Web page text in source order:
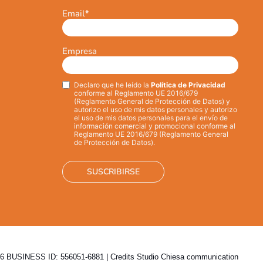
Email*
Empresa
Privacy*
Declaro que he leído la Política de Privacidad
conforme al Reglamento UE 2016/679
(Reglamento General de Protección de Datos) y
autorizo el uso de mis datos personales y autorizo
el uso de mis datos personales para el envío de
información comercial y promocional conforme al
Reglamento UE 2016/679 (Reglamento General
de Protección de Datos).
BUSINESS ID: 556051-6881 | Credits Studio Chiesa communication